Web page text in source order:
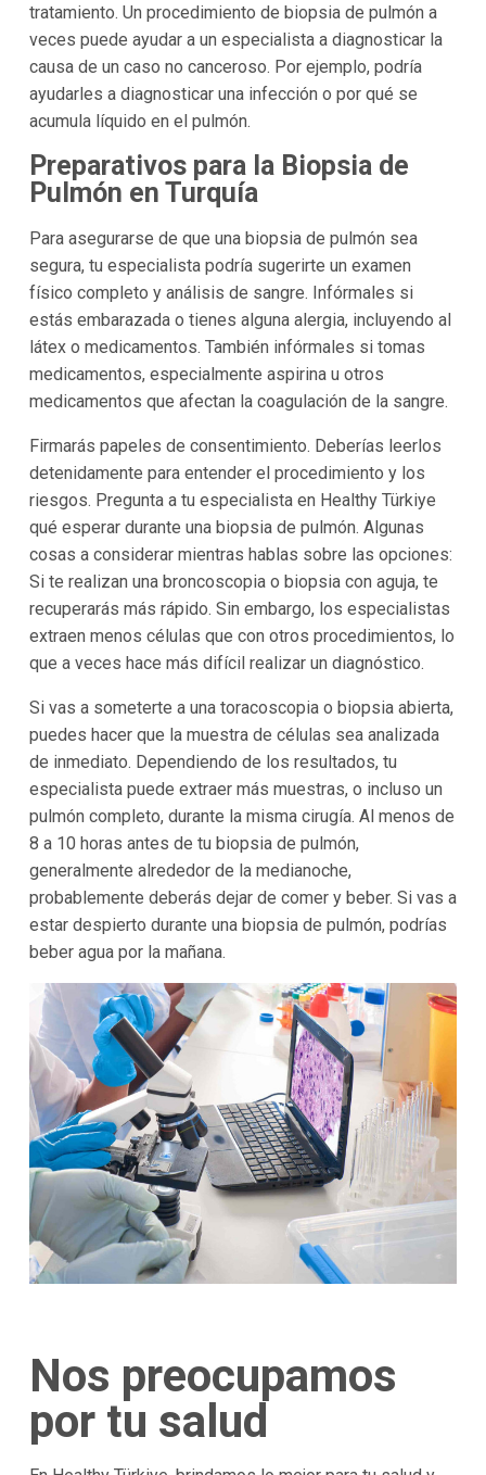
tratamiento. Un procedimiento de biopsia de pulmón a
veces puede ayudar a un especialista a diagnosticar la
causa de un caso no canceroso. Por ejemplo, podría
ayudarles a diagnosticar una infección o por qué se
acumula líquido en el pulmón.
Preparativos para la Biopsia de
Pulmón en Turquía
Para asegurarse de que una biopsia de pulmón sea
segura, tu especialista podría sugerirte un examen
físico completo y análisis de sangre. Infórmales si
estás embarazada o tienes alguna alergia, incluyendo al
látex o medicamentos. También infórmales si tomas
medicamentos, especialmente aspirina u otros
medicamentos que afectan la coagulación de la sangre.
Firmarás papeles de consentimiento. Deberías leerlos
detenidamente para entender el procedimiento y los
riesgos. Pregunta a tu especialista en Healthy Türkiye
qué esperar durante una biopsia de pulmón. Algunas
cosas a considerar mientras hablas sobre las opciones:
Si te realizan una broncoscopia o biopsia con aguja, te
recuperarás más rápido. Sin embargo, los especialistas
extraen menos células que con otros procedimientos, lo
que a veces hace más difícil realizar un diagnóstico.
Si vas a someterte a una toracoscopia o biopsia abierta,
puedes hacer que la muestra de células sea analizada
de inmediato. Dependiendo de los resultados, tu
especialista puede extraer más muestras, o incluso un
pulmón completo, durante la misma cirugía. Al menos de
8 a 10 horas antes de tu biopsia de pulmón,
generalmente alrededor de la medianoche,
probablemente deberás dejar de comer y beber. Si vas a
estar despierto durante una biopsia de pulmón, podrías
beber agua por la mañana.
Nos preocupamos
por tu salud